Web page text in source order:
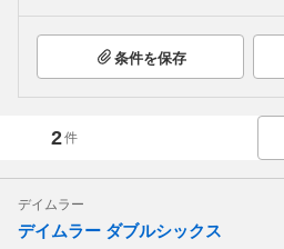
条件を保存
2件
デイムラー
デイムラー ダブルシックス